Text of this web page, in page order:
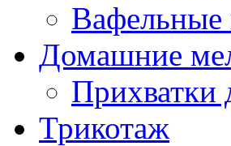
Вафельные
Домашние
Прихватки
Трикотаж